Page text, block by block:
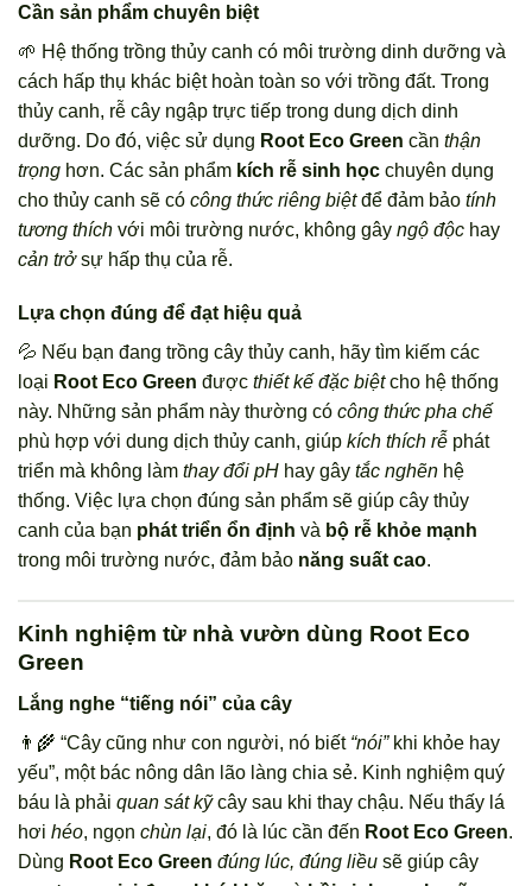
Cần sản phẩm chuyên biệt
🌱 Hệ thống trồng thủy canh có môi trường dinh dưỡng và
cách hấp thụ khác biệt hoàn toàn so với trồng đất. Trong
thủy canh, rễ cây ngập trực tiếp trong dung dịch dinh
dưỡng. Do đó, việc sử dụng Root Eco Green cần thận
trọng hơn. Các sản phẩm kích rễ sinh học chuyên dụng
cho thủy canh sẽ có công thức riêng biệtđể đảm bảo tính
tương thích với môi trường nước, không gây ngộ độc hay
cản trởsự hấp thụ của rễ.
Lựa chọn đúng để đạt hiệu quả
💦 Nếu bạn đang trồng cây thủy canh, hãy tìm kiếm các
loại Root Eco Green được thiết kế đặc biệtcho hệ thống
này. Những sản phẩm này thường có công thức pha chế
phù hợp với dung dịch thủy canh, giúp kích thích rễ phát
triển mà không làm thay đổi pH hay gây tắc nghẽn hệ
thống. Việc lựa chọn đúng sản phẩm sẽ giúp cây thủy
canh của bạn phát triển ổn định và bộ rễ khỏe mạnh
trong môi trường nước, đảm bảo năng suất cao.
Kinh nghiệm từ nhà vườn dùng Root Eco
Green
Lắng nghe “tiếng nói” của cây
👨‍🌾 “Cây cũng như con người, nó biết “nói”khi khỏe hay
yếu”, một bác nông dân lão làng chia sẻ. Kinh nghiệm quý
báu là phải quan sát kỹcây sau khi thay chậu. Nếu thấy lá
hơi héo, ngọn chùn lại, đó là lúc cần đến Root Eco Green.
Dùng Root Eco Green đúng lúc, đúng liều sẽ giúp cây